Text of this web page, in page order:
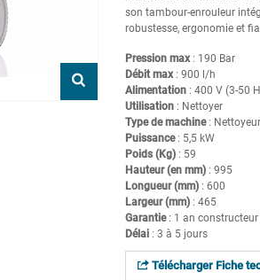
son tambour-enrouleur
robustesse, ergonomie et
Pression max: 190 Bar
Débit max: 900 l/h
Alimentation: 400 V (3-50
Utilisation: Nettoyer
Type de machine:
Puissance: 5,5 kW
Poids (Kg): 59
Hauteur (en mm): 995
Longueur (mm): 600
Largeur (mm): 465
Garantie: 1 an constructeur
Délai: 3 à 5 jours
Télécharger Fiche